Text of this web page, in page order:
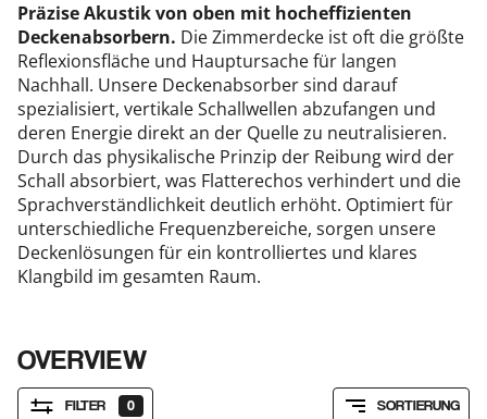
Präzise Akustik von oben mit hocheffizienten
Deckenabsorbern. Die Zimmerdecke ist oft die größte
Reflexionsfläche und Hauptursache für langen
Nachhall. Unsere Deckenabsorber sind darauf
spezialisiert, vertikale Schallwellen abzufangen und
deren Energie direkt an der Quelle zu neutralisieren.
Durch das physikalische Prinzip der Reibung wird der
Schall absorbiert, was Flatterechos verhindert und die
Sprachverständlichkeit deutlich erhöht. Optimiert für
unterschiedliche Frequenzbereiche, sorgen unsere
Deckenlösungen für ein kontrolliertes und klares
Klangbild im gesamten Raum.
OVERVIEW
FILTER 0 SORTIERUNG